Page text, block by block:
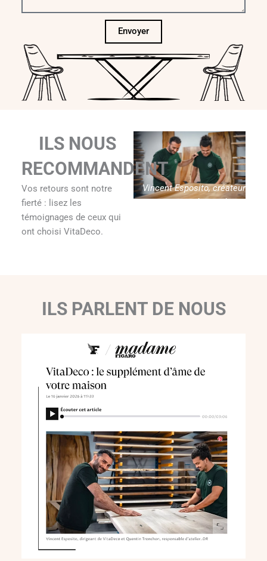
Envoyer
Vincent Esposito, créateur
ILS NOUS
RECOMMANDENT
Vos retours sont notre
fierté : lisez les
témoignages de ceux qui
ont choisi VitaDeco.
ILS PARLENT DE NOUS